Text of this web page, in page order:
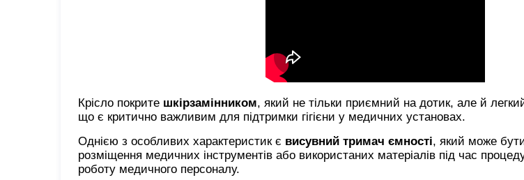
Крісло покрите шкірзамінником, який не тільки приємний на дотик, але й
що є критично важливим для підтримки гігієни у медичних установах.
Однією з особливих характеристик є висувний тримач ємності, який може
розміщення медичних інструментів або використаних матеріалів під час
роботу медичного персоналу.